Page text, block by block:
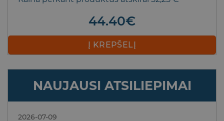
44.40€
Į KREPŠELĮ
NAUJAUSI ATSILIEPIMAI
2026-07-09